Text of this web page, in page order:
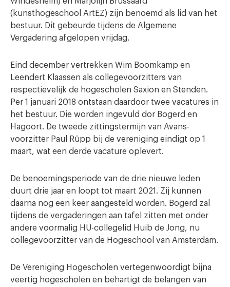
(kunsthogeschool ArtEZ) zijn benoemd als lid van het
bestuur. Dit gebeurde tijdens de Algemene
Vergadering afgelopen vrijdag.
Eind december vertrekken Wim Boomkamp en
Leendert Klaassen als collegevoorzitters van
respectievelijk de hogescholen Saxion en Stenden.
Per 1 januari 2018 ontstaan daardoor twee vacatures in
het bestuur. Die worden ingevuld dor Bogerd en
Hagoort. De tweede zittingstermijn van Avans-
voorzitter Paul Rüpp bij de vereniging eindigt op 1
maart, wat een derde vacature oplevert.
De benoemingsperiode van de drie nieuwe leden
duurt drie jaar en loopt tot maart 2021. Zij kunnen
daarna nog een keer aangesteld worden. Bogerd zal
tijdens de vergaderingen aan tafel zitten met onder
andere voormalig HU-collegelid Huib de Jong, nu
collegevoorzitter van de Hogeschool van Amsterdam.
De Vereniging Hogescholen vertegenwoordigt bijna
veertig hogescholen en behartigt de belangen van